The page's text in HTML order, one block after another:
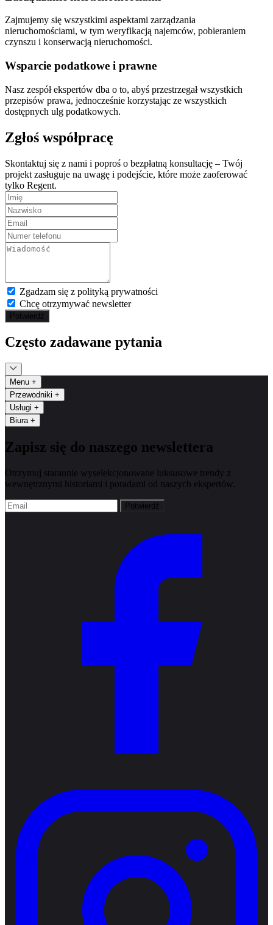
Zajmujemy się wszystkimi aspektami zarządzania
nieruchomościami, w tym weryfikacją najemców, pobieraniem
czynszu i konserwacją nieruchomości.
Wsparcie podatkowe i prawne
Nasz zespół ekspertów dba o to, abyś przestrzegał wszystkich
przepisów prawa, jednocześnie korzystając ze wszystkich
dostępnych ulg podatkowych.
Zgłoś współpracę
Skontaktuj się z nami i poproś o bezpłatną konsultację – Twój
projekt zasługuje na uwagę i podejście, które może zaoferować
tylko Regent.
Zgadzam się z polityką prywatności
Chcę otrzymywać newsletter
Potwierdź
Często zadawane pytania
Menu +
Przewodniki +
Usługi +
Biura +
Zapisz się do naszego newslettera
Otrzymuj starannie wyselekcjonowane luksusowe trendy z
wewnętrznymi historiami i poradami od naszych ekspertów.
Potwierdź